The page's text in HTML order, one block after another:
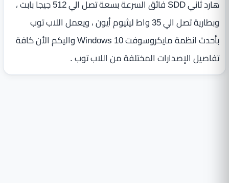
هارد ثاني SDD فائق السرعة بسعة تصل الي 512 جيجا بابت ،
وبطارية تصل الي 35 واط ليثيوم أيون ، ويعمل اللاب توب
بأحدث انظمة مايكروسوفت Windows 10 واليكم الأن كافة
تفاصيل الإصدارات المختلفة من اللاب توب .